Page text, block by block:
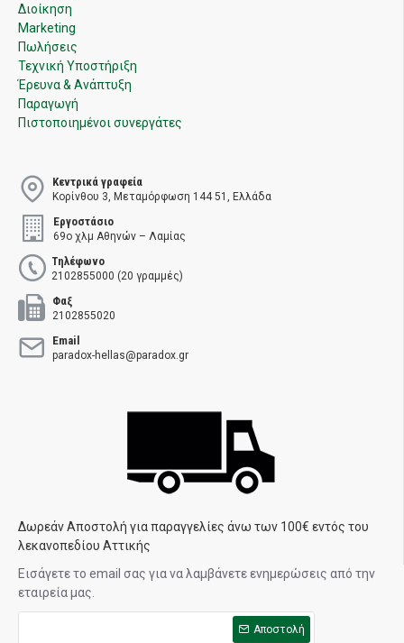
Διοίκηση
Marketing
Πωλήσεις
Τεχνική Υποστήριξη
Έρευνα & Ανάπτυξη
Παραγωγή
Πιστοποιημένοι συνεργάτες
Κεντρικά γραφεία
Κορίνθου 3, Μεταμόρφωση 144 51, Ελλάδα
Εργοστάσιο
69ο χλμ Αθηνών – Λαμίας
Τηλέφωνο
2102855000 (20 γραμμές)
Φαξ
2102855020
Email
paradox-hellas@paradox.gr
Δωρεάν Αποστολή για παραγγελίες άνω των 100€ εντός του
λεκανοπεδίου Αττικής
Εισάγετε το email σας για να λαμβάνετε ενημερώσεις από την
εταιρεία μας.
Αποστολή